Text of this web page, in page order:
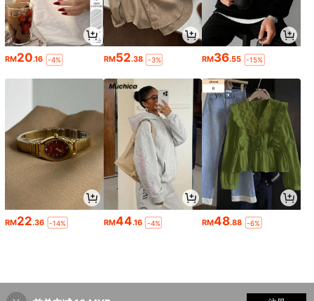
RM20.16 -4% RM52.38 -3% RM36.55 -15%
RM22.36 -14% RM44.16 -4% RM48.88 -6%